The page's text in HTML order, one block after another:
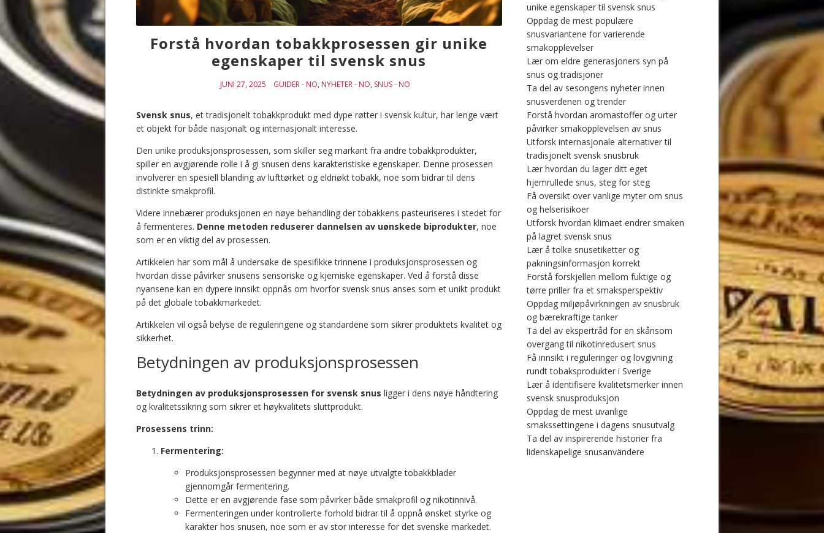
Forstå hvordan tobakkprosessen gir unike
egenskaper til svensk snus
JUNI 27, 2025 GUIDER - NO, NYHETER - NO, SNUS - NO
Svensk snus, et tradisjonelt tobakkprodukt med dype røtter i svensk kultur, har lenge vært
et objekt for både nasjonalt og internasjonalt interesse.
Den unike produksjonsprosessen, som skiller seg markant fra andre tobakkprodukter,
spiller en avgjørende rolle i å gi snusen dens karakteristiske egenskaper. Denne prosessen
involverer en spesiell blanding av lufttørket og eldriøkt tobakk, noe som bidrar til dens
distinkte smakprofil.
Videre innebærer produksjonen en nøye behandling der tobakkens pasteuriseres i stedet for
å fermenteres. Denne metoden reduserer dannelsen av uønskede biprodukter, noe
som er en viktig del av prosessen.
Artikkelen har som mål å undersøke de spesifikke trinnene i produksjonsprosessen og
hvordan disse påvirker snusens sensoriske og kjemiske egenskaper. Ved å forstå disse
nyansene kan en dypere innsikt oppnås om hvorfor svensk snus anses som et unikt produkt
på det globale tobakkmarkedet.
Artikkelen vil også belyse de reguleringene og standardene som sikrer produktets kvalitet og
sikkerhet.
Betydningen av produksjonsprosessen
Betydningen av produksjonsprosessen for svensk snus ligger i dens nøye håndtering
og kvalitetssikring som sikrer et høykvalitets sluttprodukt.
Prosessens trinn:
Fermentering:
Produksjonsprosessen begynner med at nøye utvalgte tobakkblader
gjennomgår fermentering.
Dette er en avgjørende fase som påvirker både smakprofil og nikotinnivå.
Fermenteringen under kontrollerte forhold bidrar til å oppnå ønsket styrke og
karakter hos snusen, noe som er av stor interesse for det svenske markedet.
unike egenskaper til svensk snus
Oppdag de mest populære
snusvariantene for varierende
smakopplevelser
Lær om eldre generasjoners syn på
snus og tradisjoner
Ta del av sesongens nyheter innen
snusverdenen og trender
Forstå hvordan aromastoffer og urter
påvirker smakopplevelsen av snus
Utforsk internasjonale alternativer til
tradisjonelt svensk snusbruk
Lær hvordan du lager ditt eget
hjemrullede snus, steg for steg
Få oversikt over vanlige myter om snus
og helserisikoer
Utforsk hvordan klimaet endrer smaken
på lagret svensk snus
Lær å tolke snusetiketter og
pakningsinformasjon korrekt
Forstå forskjellen mellom fuktige og
tørre priller fra et smaksperspektiv
Oppdag miljøpåvirkningen av snusbruk
og bærekraftige tanker
Ta del av ekspertråd for en skånsom
overgang til nikotinredusert snus
Få innsikt i reguleringer og lovgivning
rundt tobaksprodukter i Sverige
Lær å identifisere kvalitetsmerker innen
svensk snusproduksjon
Oppdag de mest uvanlige
smakssettingene i dagens snusutvalg
Ta del av inspirerende historier fra
lidenskapelige snusanvändere